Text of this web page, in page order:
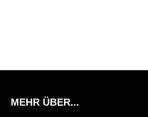
MEHR ÜBER...